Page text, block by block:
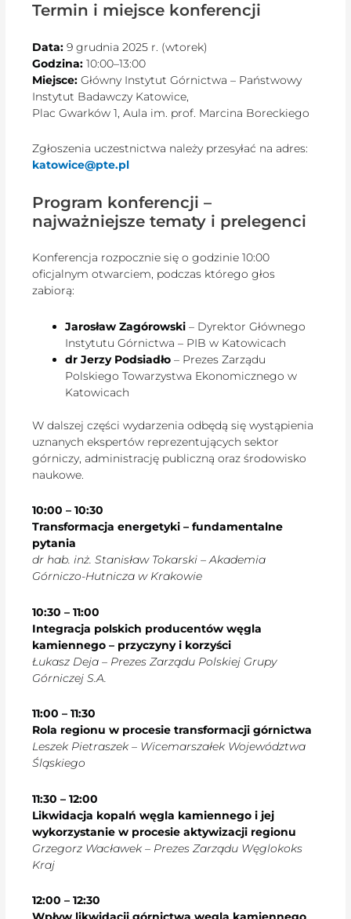
Termin i miejsce konferencji
Data: 9 grudnia 2025 r. (wtorek)
Godzina: 10:00–13:00
Miejsce: Główny Instytut Górnictwa – Państwowy
Instytut Badawczy Katowice,
Plac Gwarków 1, Aula im. prof. Marcina Boreckiego
Zgłoszenia uczestnictwa należy przesyłać na adres:
katowice@pte.pl
Program konferencji –
najważniejsze tematy i prelegenci
Konferencja rozpocznie się o godzinie 10:00
oficjalnym otwarciem, podczas którego głos
zabiorą:
Jarosław Zagórowski – Dyrektor Głównego
Instytutu Górnictwa – PIB w Katowicach
dr Jerzy Podsiadło – Prezes Zarządu
Polskiego Towarzystwa Ekonomicznego w
Katowicach
W dalszej części wydarzenia odbędą się wystąpienia
uznanych ekspertów reprezentujących sektor
górniczy, administrację publiczną oraz środowisko
naukowe.
10:00 – 10:30
Transformacja energetyki – fundamentalne
pytania
dr hab. inż. Stanisław Tokarski – Akademia
Górniczo-Hutnicza w Krakowie
10:30 – 11:00
Integracja polskich producentów węgla
kamiennego – przyczyny i korzyści
Łukasz Deja – Prezes Zarządu Polskiej Grupy
Górniczej S.A.
11:00 – 11:30
Rola regionu w procesie transformacji górnictwa
Leszek Pietraszek – Wicemarszałek Województwa
Śląskiego
11:30 – 12:00
Likwidacja kopalń węgla kamiennego i jej
wykorzystanie w procesie aktywizacji regionu
Grzegorz Wacławek – Prezes Zarządu Węglokoks
Kraj
12:00 – 12:30